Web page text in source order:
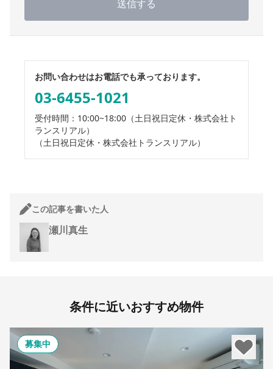
送信する
お問い合わせはお電話でも承っております。
03-6455-1021
受付時間：10:00~18:00 （土日祝日定休・株式会社ト
ランスリアル）
（土日祝日定休・株式会社トランスリアル）
この記事を書いた人
瀬川真生
条件に近いおすすめ物件
募集中